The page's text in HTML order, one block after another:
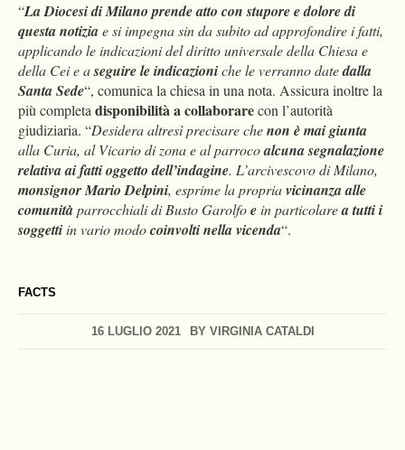
FACTS
16 LUGLIO 2021 BY VIRGINIA CATALDI
“La Diocesi di Milano prende atto con stupore e dolore di
questa notiziae si impegna sin da subito ad approfondire i fatti,
applicando le indicazioni del diritto universale della Chiesa e
della Cei e aseguire le indicazioniche le verranno datedalla
Santa Sede“, comunica la chiesa in una nota. Assicura inoltre la
più completadisponibilità a collaborarecon l’autorità
giudiziaria. “Desidera altresì precisare chenon è mai giunta
alla Curia, al Vicario di zona e al parrocoalcuna segnalazione
relativa ai fatti oggetto dell’indagine. L’arcivescovo di Milano,
monsignor Mario Delpini, esprime la propriavicinanza alle
comunitàparrocchiali di Busto Garolfoe in particolarea tutti i
soggetti in vario modocoinvolti nella vicenda“.